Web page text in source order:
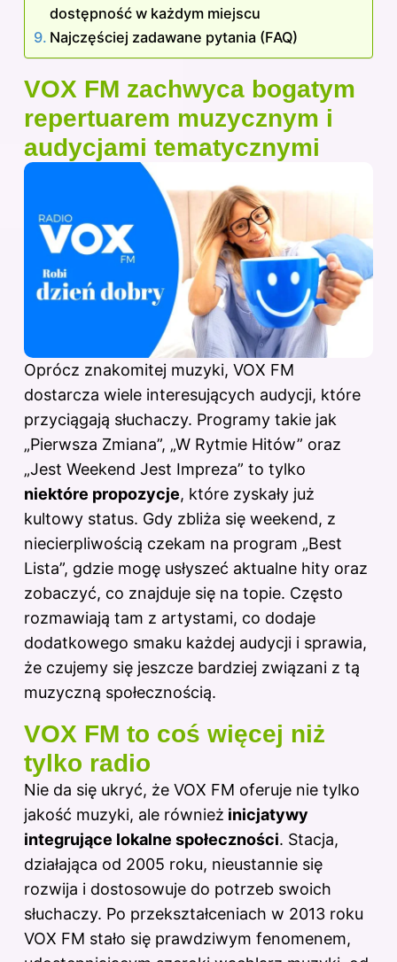
dostępność w każdym miejscu
Najczęściej zadawane pytania (FAQ)
VOX FM zachwyca bogatym
repertuarem muzycznym i
audycjami tematycznymi
Oprócz znakomitej muzyki, VOX FM
dostarcza wiele interesujących audycji, które
przyciągają słuchaczy. Programy takie jak
„Pierwsza Zmiana”, „W Rytmie Hitów” oraz
„Jest Weekend Jest Impreza” to tylko
niektóre propozycje, które zyskały już
kultowy status. Gdy zbliża się weekend, z
niecierpliwością czekam na program „Best
Lista”, gdzie mogę usłyszeć aktualne hity oraz
zobaczyć, co znajduje się na topie. Często
rozmawiają tam z artystami, co dodaje
dodatkowego smaku każdej audycji i sprawia,
że czujemy się jeszcze bardziej związani z tą
muzyczną społecznością.
VOX FM to coś więcej niż
tylko radio
Nie da się ukryć, że VOX FM oferuje nie tylko
jakość muzyki, ale również inicjatywy
integrujące lokalne społeczności. Stacja,
działająca od 2005 roku, nieustannie się
rozwija i dostosowuje do potrzeb swoich
słuchaczy. Po przekształceniach w 2013 roku
VOX FM stało się prawdziwym fenomenem,